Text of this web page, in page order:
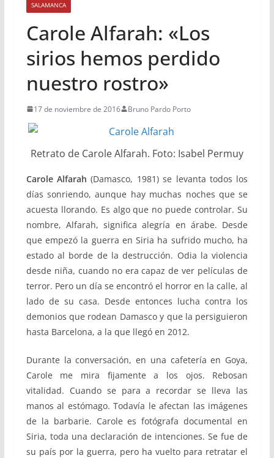
SALAMANCA
Carole Alfarah: «Los
sirios hemos perdido
nuestro rostro»
17 de noviembre de 2016 Bruno Pardo Porto
Retrato de Carole Alfarah. Foto: Isabel Permuy
Carole Alfarah (Damasco, 1981) se levanta todos los
días sonriendo, aunque hay muchas noches que se
acuesta llorando. Es algo que no puede controlar. Su
nombre, Alfarah, significa alegría en árabe. Desde
que empezó la guerra en Siria ha sufrido mucho, ha
estado al borde de la destrucción. Odia la violencia
desde niña, cuando no era capaz de ver películas de
terror. Pero un día se encontró el horror en la calle, al
lado de su casa. Desde entonces lucha contra los
demonios que rodean Damasco y que la persiguieron
hasta Barcelona, a la que llegó en 2012.
Durante la conversación, en una cafetería en Goya,
Carole me mira fijamente a los ojos. Rebosan
vitalidad. Cuando se para a recordar se lleva las
manos al estómago. Todavía le afectan las imágenes
de la barbarie. Carole es fotógrafa documental en
Siria, toda una declaración de intenciones. Se fue de
su país por la guerra, pero ha vuelto para retratar el